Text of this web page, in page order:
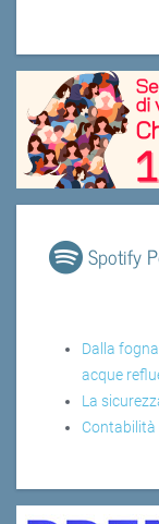
Spotify
Dalla
acque
La
Contabilità